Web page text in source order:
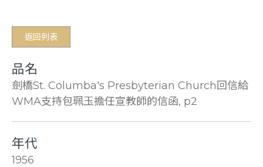
返回列表
品名
劍橋St. Columba's Presbyterian Church回信給
WMA支持包珮玉擔任宣教師的信函, p2
年代
1956